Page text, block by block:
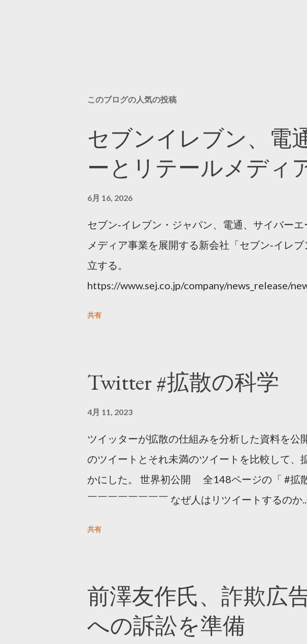
このブログの人気の投稿
セブンイレブン、電
ーとリテールメディ
6月 16, 2026
セブン‐イレブン・ジャパン、電通、サイバー
メディア事業を展開する新会社「セブン‐イレ
立する。
https://www.sej.co.jp/company/news_release/
共有
Twitter #拡散の科学
4月 11, 2023
ツイッターが拡散の仕組みを分析した資料を公
のツイートとそれ未満のツイートを比較して、
かにした。 世界初公開 全148ページの「 #拡
￣￣￣￣￣￣￣￣ なぜ人はリツイートするのか
https://marketing.twitter.com/ja/insights/
共有
前澤友作氏、詐欺広
への訴訟を準備